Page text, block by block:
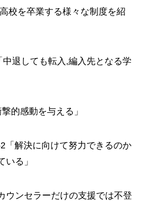
校を卒業する様々な制度を紹
退しても転入,編入先となる学
的感動を与える」
「解決に向けて努力できるのか
いる」
ウンセラーだけの支援では不登